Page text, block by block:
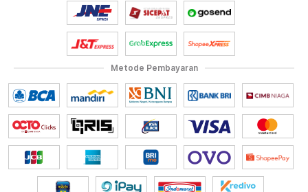
Metode Pembayaran